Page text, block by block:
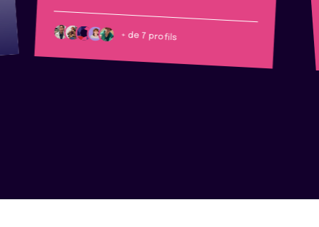
+ de 7 profils